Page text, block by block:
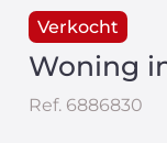
Verkocht
Woning
Ref. 6886830